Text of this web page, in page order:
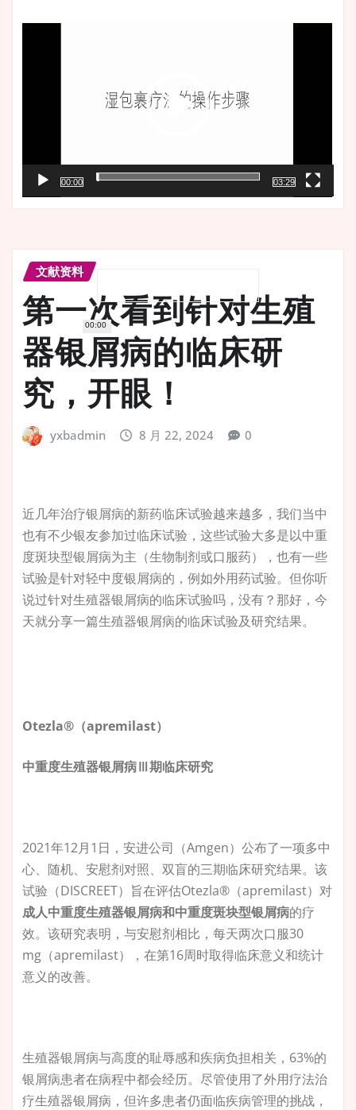
频
00:00
00:00
03:29
文献资料
第一次看到针对生殖
器银屑病的临床研
究，开眼！
yxbadmin 8 月 22, 2024 0
近几年治疗银屑病的新药临床试验越来越多，我们当中
也有不少银友参加过临床试验，这些试验大多是以中重
度斑块型银屑病为主（生物制剂或口服药），也有一些
试验是针对轻中度银屑病的，例如外用药试验。但你听
说过针对生殖器银屑病的临床试验吗，没有？那好，今
天就分享一篇生殖器银屑病的临床试验及研究结果。
Otezla® （apremilast）
中重度生殖器银屑病Ⅲ期临床研究
2021年12月1日，安进公司（Amgen）公布了一项多中
心、随机、安慰剂对照、双盲的三期临床研究结果。该
试验（DISCREET）旨在评估Otezla®（apremilast）对
成人中重度生殖器银屑病和中重度斑块型银屑病的疗
效。该研究表明，与安慰剂相比，每天两次口服30
mg（apremilast），在第16周时取得临床意义和统计
意义的改善。
生殖器银屑病与高度的耻辱感和疾病负担相关，63%的
银屑病患者在病程中都会经历。尽管使用了外用疗法治
疗生殖器银屑病，但许多患者仍面临疾病管理的挑战，